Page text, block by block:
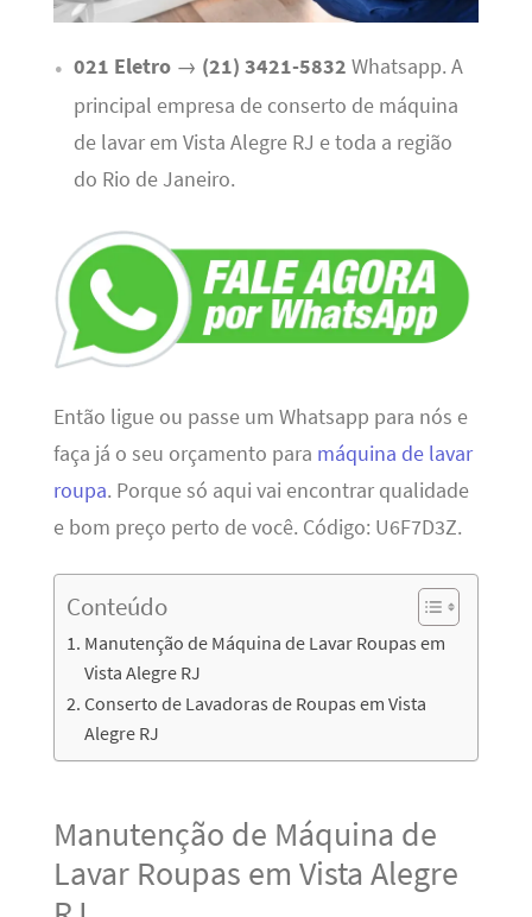
021 Eletro→ (21) 3421-5832 Whatsapp. A
principal empresa de conserto de máquina
de lavar em Vista Alegre RJ e toda a região
do Rio de Janeiro.
Então ligue ou passe um Whatsapp para nós e
faça já o seu orçamento para máquina de lavar
roupa. Porque só aqui vai encontrar qualidade
e bom preço perto de você. Código: U6F7D3Z.
Conteúdo
Manutenção de Máquina de Lavar Roupas em
Vista Alegre RJ
Conserto de Lavadoras de Roupas em Vista
Alegre RJ
Manutenção de Máquina de
Lavar Roupas em Vista Alegre